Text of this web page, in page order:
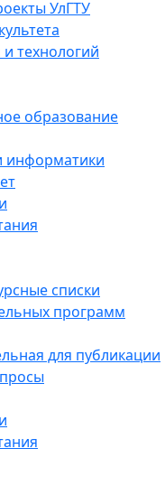
УлГТУ
технологий
образование
информатики
списки
программ
для публикации